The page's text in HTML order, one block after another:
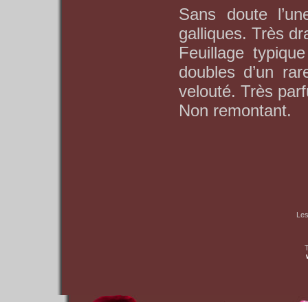
Sans doute
galliques. Très
Feuillage
doubles d’un
velouté. Très
Non remontant.